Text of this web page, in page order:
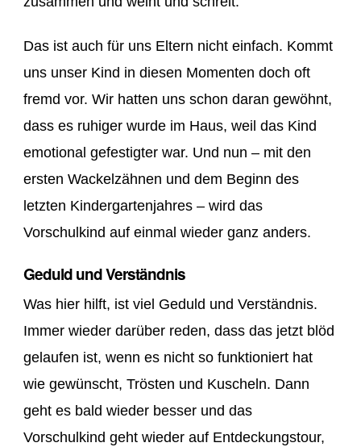
Das ist auch für uns Eltern nicht einfach. Kommt
uns unser Kind in diesen Momenten doch oft
fremd vor. Wir hatten uns schon daran gewöhnt,
dass es ruhiger wurde im Haus, weil das Kind
emotional gefestigter war. Und nun – mit den
ersten Wackelzähnen und dem Beginn des
letzten Kindergartenjahres – wird das
Vorschulkind auf einmal wieder ganz anders.
Geduld und Verständnis
Was hier hilft, ist viel Geduld und Verständnis.
Immer wieder darüber reden, dass das jetzt blöd
gelaufen ist, wenn es nicht so funktioniert hat
wie gewünscht, Trösten und Kuscheln. Dann
geht es bald wieder besser und das
Vorschulkind geht wieder auf Entdeckungstour,